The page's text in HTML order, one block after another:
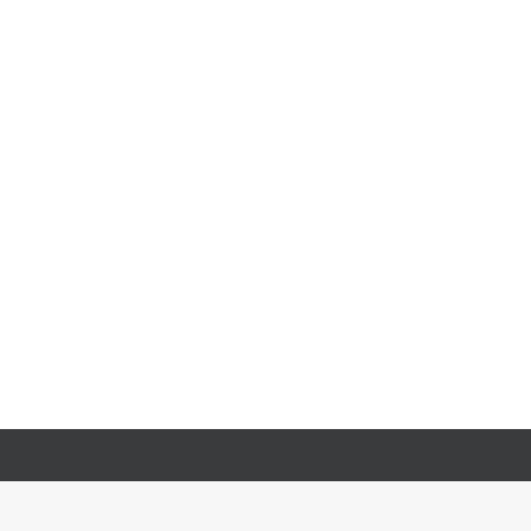
Horario Tarifa 2.0 DHA En el Real Decreto 647/
tramo varían en función si es horario de invierno